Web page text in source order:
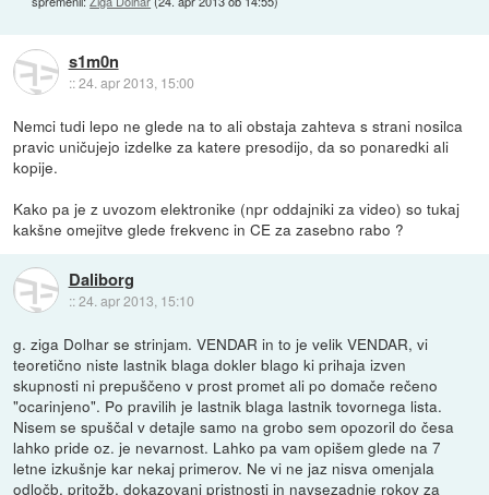
s1m0n
::24. apr 2013, 15:00
Nemci tudi lepo ne glede na to ali obstaja zahteva s strani nosilca
pravic uničujejo izdelke za katere presodijo, da so ponaredki ali
kopije.
Kako pa je z uvozom elektronike (npr oddajniki za video) so tukaj
kakšne omejitve glede frekvenc in CE za zasebno rabo ?
Daliborg
::24. apr 2013, 15:10
g. ziga Dolhar se strinjam. VENDAR in to je velik VENDAR, vi
teoretično niste lastnik blaga dokler blago ki prihaja izven
skupnosti ni prepuščeno v prost promet ali po domače rečeno
"ocarinjeno". Po pravilih je lastnik blaga lastnik tovornega lista.
Nisem se spuščal v detajle samo na grobo sem opozoril do česa
lahko pride oz. je nevarnost. Lahko pa vam opišem glede na 7
letne izkušnje kar nekaj primerov. Ne vi ne jaz nisva omenjala
odločb, pritožb, dokazovanj pristnosti in navsezadnje rokov za